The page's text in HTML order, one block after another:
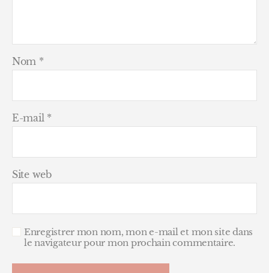
Nom *
E-mail *
Site web
Enregistrer mon nom, mon e-mail et mon site dans
le navigateur pour mon prochain commentaire.